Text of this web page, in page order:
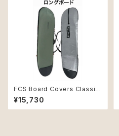
FCS Board Covers Classic
Cover Longboard 9'6" Alpi
ne
¥15,730